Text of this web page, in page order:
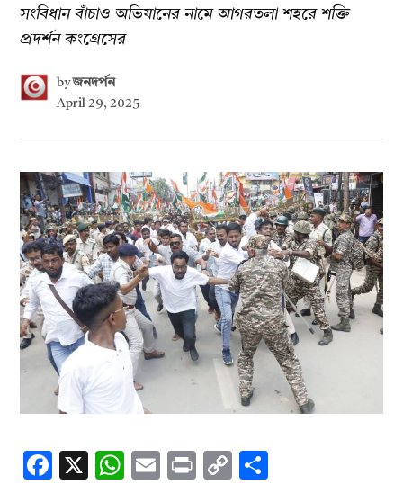
সংবিধান বাঁচাও অভিযানের নামে আগরতলা শহরে শক্তি
প্রদর্শন কংগ্রেসের
by জনদর্পন
April 29, 2025
Facebook
X WhatsApp
EmailPrintCopy